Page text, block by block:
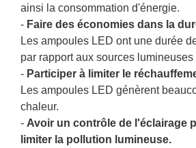
ainsi la consommation d'énergie.
- Faire des économies dans la
Les ampoules LED ont une durée
par rapport aux sources
- Participer à limiter le
Les ampoules LED génèrent
chaleur.
- Avoir un contrôle de l'éclairage
limiter la pollution lumineuse.